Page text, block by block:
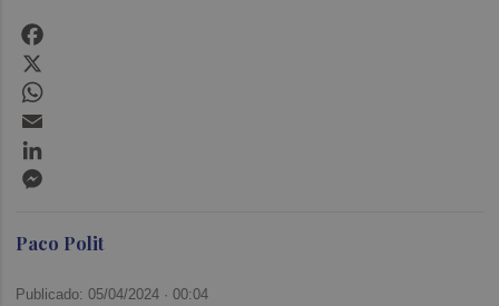
Paco Polit
Publicado: 05/04/2024 ·00:04